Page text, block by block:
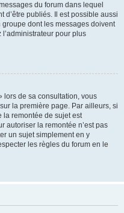
du forum dans lequel
d’être publiés. Il est possible aussi
dont les messages doivent
pour plus
lors de sa consultation, vous
la première page. Par ailleurs, si
la remontée de sujet est
autoriser la remontée n’est pas
un sujet simplement en y
les règles du forum en le